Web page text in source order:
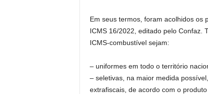
Em seus termos, foram acolhidos os
ICMS 16/2022, editado pelo Confaz.
ICMS-combustível sejam:
– uniformes em todo o território
– seletivas, na maior medida
extrafiscais, de acordo com o